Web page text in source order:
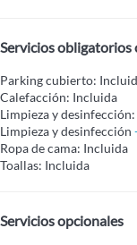
Servicios obligatorios
Parking cubierto:
Calefacción: Incluida
Limpieza y
Limpieza y desinfección
Ropa de cama: Incluida
Toallas: Incluida
Servicios opcionales